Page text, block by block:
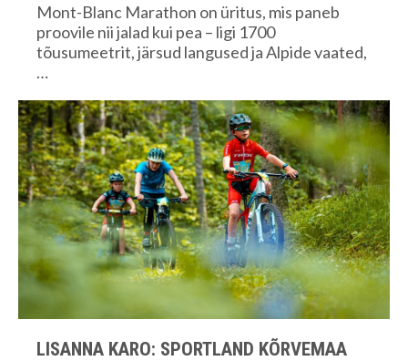
Mont-Blanc Marathon on üritus, mis paneb
proovile nii jalad kui pea – ligi 1700
tõusumeetrit, järsud langused ja Alpide vaated,
…
LISANNA KARO: SPORTLAND KÕRVEMAA